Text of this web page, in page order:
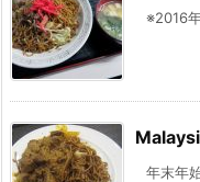
※2016
年末年